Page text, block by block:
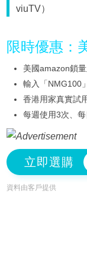
viuTV）
限時優惠：
美國amazon鎖
輸入「NMG100
香港用家真實試
每週使用3次、
立即選購
資料由客戶提供